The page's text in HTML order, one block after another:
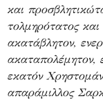
και
τολμηρότατος
ακατάβλητον,
ακαταπολέμητον,
εκατόν
απαράμιλλος